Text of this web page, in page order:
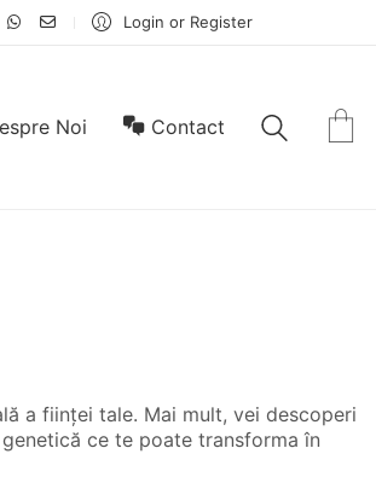
Login or Register
Noi Contact
a ființei tale. Mai mult, vei descoperi
ce te poate transforma în